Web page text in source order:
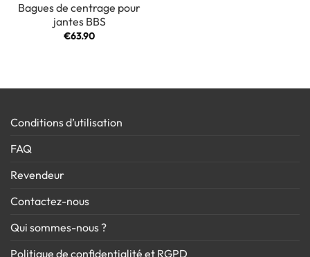
Bagues de centrage pour
jantes BBS
€63.90
Conditions d’utilisation
FAQ
Revendeur
Contactez-nous
Qui sommes-nous ?
Politique de confidentialité et RGPD